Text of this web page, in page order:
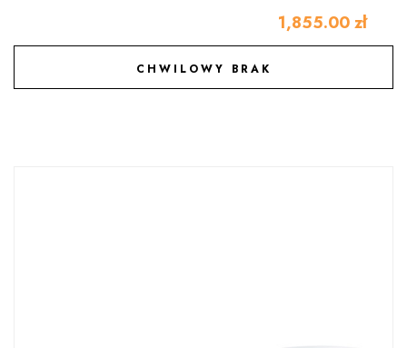
1,855.00 zł
CHWILOWY BRAK
DODAJ DO ULUBIONYCH